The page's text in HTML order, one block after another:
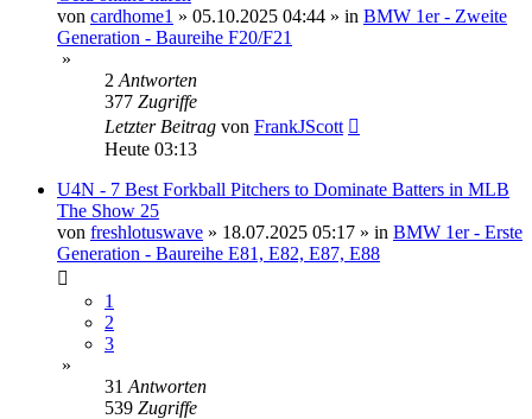
von cardhome1 » 05.10.2025 04:44 » in BMW 1er - Zweite
Generation - Baureihe F20/F21
»
2 Antworten
377 Zugriffe
Letzter Beitrag von FrankJScott
Heute 03:13
U4N - 7 Best Forkball Pitchers to Dominate Batters in MLB
The Show 25
von freshlotuswave » 18.07.2025 05:17 » in BMW 1er - Erste
Generation - Baureihe E81, E82, E87, E88
1
2
3
»
31 Antworten
539 Zugriffe